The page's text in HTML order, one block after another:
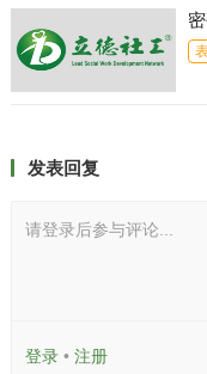
发表回复
请登录后参与评论...
登录• 注册